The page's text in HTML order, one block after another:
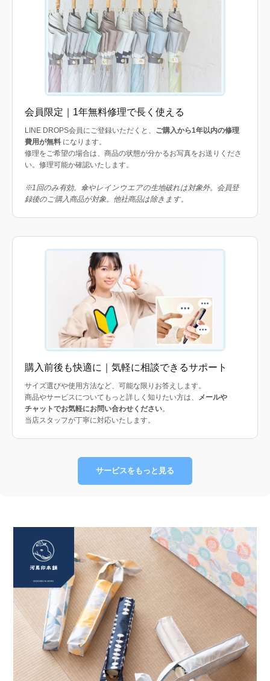
会員限定｜1年無料修理で長く使える
LINE DROPS会員にご登録いただくと、 ご購入から1年以内の修理
費用が無料 になります。
修理をご希望の場合は、商品の状態が分かるお写真をお送りくださ
い。修理可能か確認いたします。
※1回のみ有効。傘やレインウエアの生地破れは対象外。会員登
録後のご購入商品が対象。他社商品は除きます。
購入前後も快適に｜気軽に相談できるサポート
サイズ選びや使用方法など、可能な限りお答えします。
商品やサービスについてもっと詳しく知りたい方は、
メールや
チャットでお気軽にお問い合わせください。
当店スタッフが丁寧に対応いたします。
サービスをもっと見る